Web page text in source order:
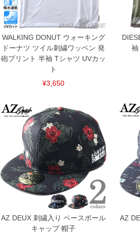
裾上げ料金は500円+税となります。
備考欄に股下●cmとご記入下さい。（裾上げ無料対
上の品が対象。1本5,999円以下の商品は有料（500円
出荷まで約1週間～20日間程お時間を頂く場合がござ
尚、裾上げした商品は返品・交換不可となりますの
一部、お直しに対応出来ない商品がございます。(例
いている、極端なデザインが施されている等)
※商品によって若干のサイズの誤差がございます。
ンピュータ画面）によって、商品の色味が若干異な
す。そのようなことがない様最大限に努めておりま
連絡させて頂きますので予めご了承ください。
DETAIL
WALKING DONUT ウォーキング
ドーナツ ツイル刺繍ワッペン 発
砲プリント 半袖 Tシャツ UVカッ
ト
¥3,650
袖
AZ DEUX 刺繍入り ベースボール
キャップ 帽子
AZ